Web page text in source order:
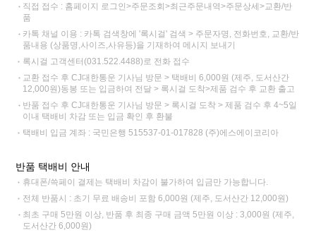
직접 접수 : 홈페이지 로그인>주문조회>최근주문내역>주문상세>교환/반
품
카톡 채널 이용 : 카톡 검색창에 '록시걸' 검색 > 주문자명, 전화번호, 교환/반
품내용 (상품명,사이즈,사유등)을 기재하여 메시지 보내기
록시걸 고객센터(031.522.4488)로 전화 접수
교환 접수 후 CJ대한통운 기사님 방문 > 택배비 6,000원 (제주, 도서산간
12,000원)동봉 또는 입금하여 전달 > 록시걸 도착>제품 검수 후 교환 출고
반품 접수 후 CJ대한통운 기사님 방문 > 록시걸 도착 > 제품 검수 후 4~5일
이내 택배비 차감 또는 입금 확인 후 환불
택배비 입금 계좌 : 국민은행 515537-01-017828 (주)에스에이코리아
반품 택배비 안내
휴대폰/쓱페이 결제는 택배비 차감이 불가하여 입금만 가능합니다.
전체 반품시 : 초기 무료 배송비 포함 6,000원 (제주, 도서산간 12,000원)
최초 구매 5만원 이상, 반품 후 최종 구매 금액 5만원 이상 : 3,000원 (제주,
도서산간 6,000원)